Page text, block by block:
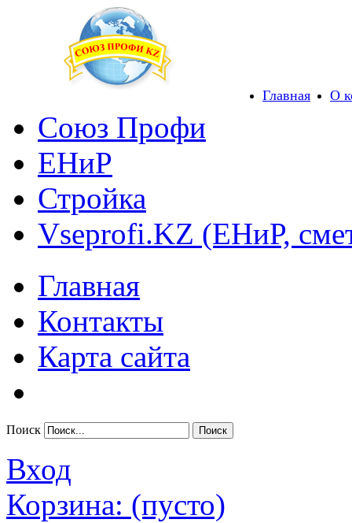
Главная О
Союз Профи
ЕНиР
Стройка
Vseprofi.KZ (ЕНиР,
Главная
Контакты
Карта сайта
Поиск
Вход
Корзина: (пусто)